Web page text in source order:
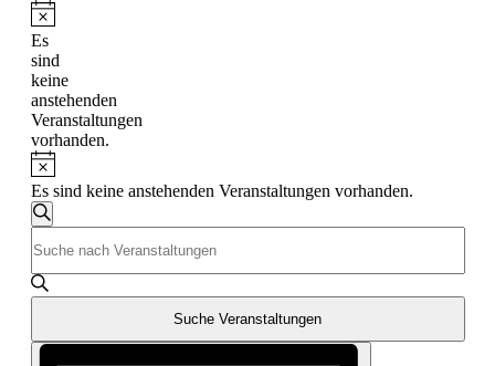
Es
sind
keine
anstehenden
Veranstaltungen
vorhanden.
Es sind keine anstehenden Veranstaltungen vorhanden.
Veranstaltungen
Suche
und
Ansichten,
Navigation
Suche
Schlüsselwort
eingeben.
Suche
Veranstaltungen
Schlüsselwort.
Suche Veranstaltungen
Veranstaltung